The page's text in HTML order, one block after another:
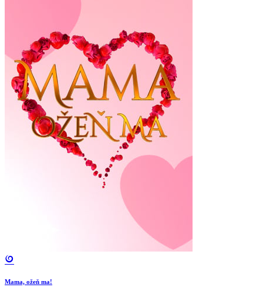
Mama, ožeň ma!